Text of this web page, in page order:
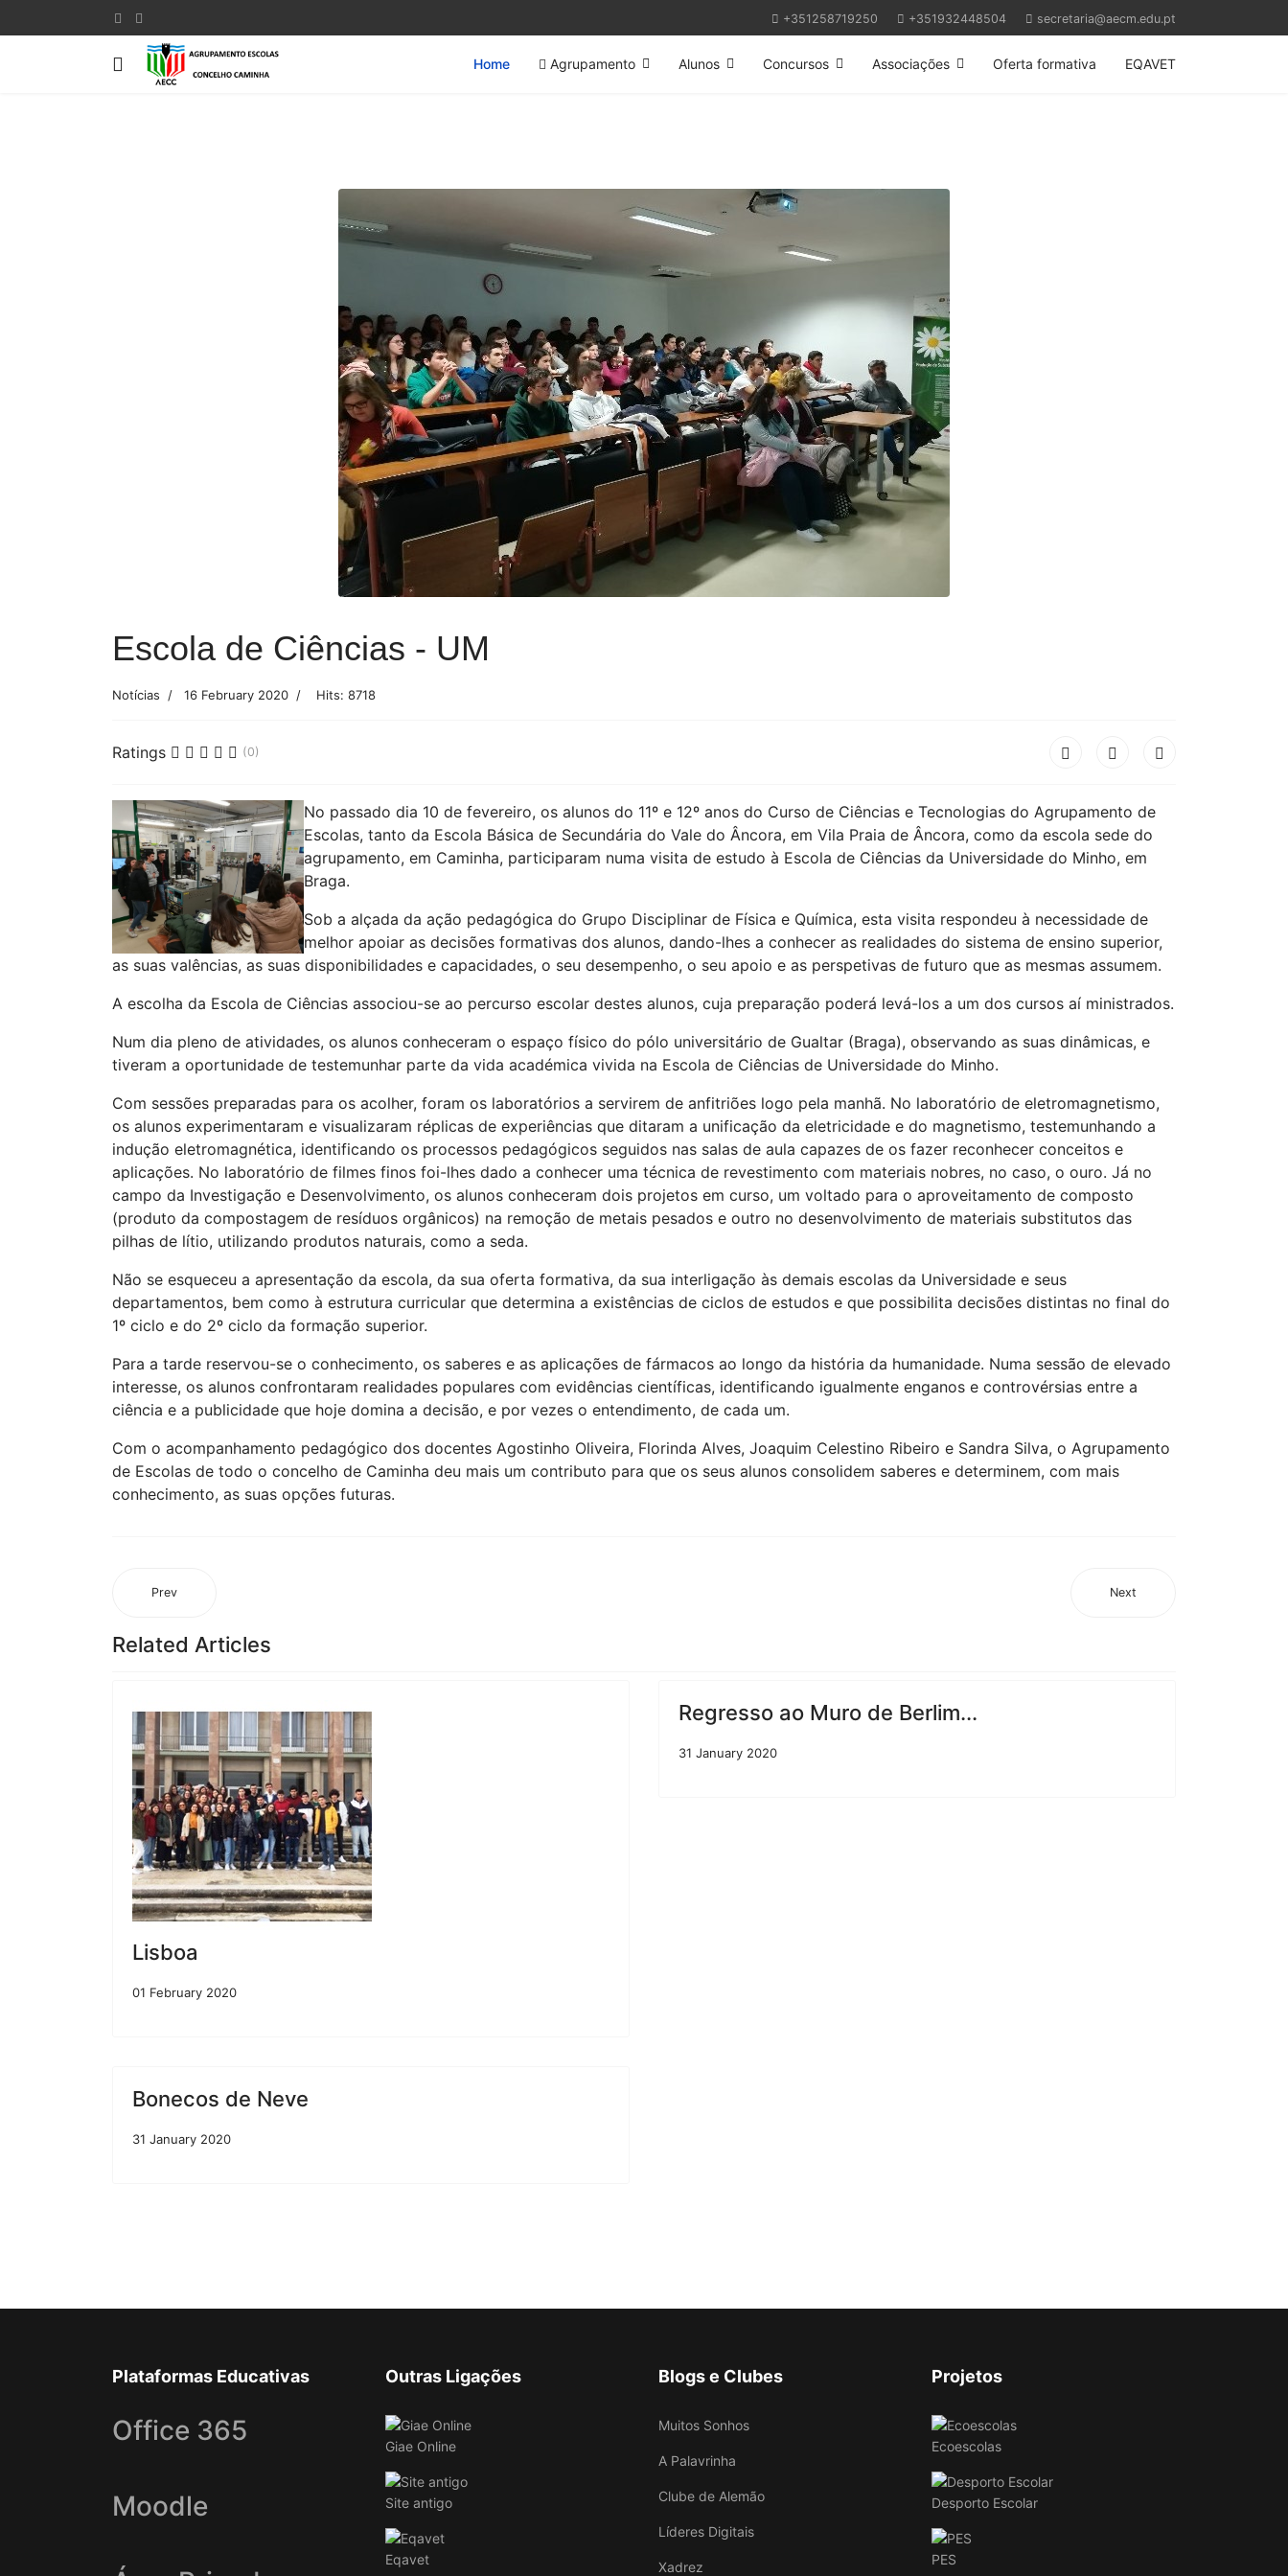
+351258719250 +351932448504 secretaria@aecm.edu.pt
Home Agrupamento Alunos Concursos Associações Oferta formativa EQAVET
Escola de Ciências - UM
Notícias 16 February 2020 Hits: 8718
Ratings (0)
No passado dia 10 de fevereiro, os alunos do 11º e 12º anos do Curso de Ciências e Tecnologias do Agrupamento de
Escolas, tanto da Escola Básica de Secundária do Vale do Âncora, em Vila Praia de Âncora, como da escola sede do
agrupamento, em Caminha, participaram numa visita de estudo à Escola de Ciências da Universidade do Minho, em
Braga.
Sob a alçada da ação pedagógica do Grupo Disciplinar de Física e Química, esta visita respondeu à necessidade de
melhor apoiar as decisões formativas dos alunos, dando-lhes a conhecer as realidades do sistema de ensino superior,
as suas valências, as suas disponibilidades e capacidades, o seu desempenho, o seu apoio e as perspetivas de futuro que as mesmas assumem.
A escolha da Escola de Ciências associou-se ao percurso escolar destes alunos, cuja preparação poderá levá-los a um dos cursos aí ministrados.
Num dia pleno de atividades, os alunos conheceram o espaço físico do pólo universitário de Gualtar (Braga), observando as suas dinâmicas, e
tiveram a oportunidade de testemunhar parte da vida académica vivida na Escola de Ciências de Universidade do Minho.
Com sessões preparadas para os acolher, foram os laboratórios a servirem de anfitriões logo pela manhã. No laboratório de eletromagnetismo,
os alunos experimentaram e visualizaram réplicas de experiências que ditaram a unificação da eletricidade e do magnetismo, testemunhando a
indução eletromagnética, identificando os processos pedagógicos seguidos nas salas de aula capazes de os fazer reconhecer conceitos e
aplicações. No laboratório de filmes finos foi-lhes dado a conhecer uma técnica de revestimento com materiais nobres, no caso, o ouro. Já no
campo da Investigação e Desenvolvimento, os alunos conheceram dois projetos em curso, um voltado para o aproveitamento de composto
(produto da compostagem de resíduos orgânicos) na remoção de metais pesados e outro no desenvolvimento de materiais substitutos das
pilhas de lítio, utilizando produtos naturais, como a seda.
Não se esqueceu a apresentação da escola, da sua oferta formativa, da sua interligação às demais escolas da Universidade e seus
departamentos, bem como à estrutura curricular que determina a existências de ciclos de estudos e que possibilita decisões distintas no final do
1º ciclo e do 2º ciclo da formação superior.
Para a tarde reservou-se o conhecimento, os saberes e as aplicações de fármacos ao longo da história da humanidade. Numa sessão de elevado
interesse, os alunos confrontaram realidades populares com evidências científicas, identificando igualmente enganos e controvérsias entre a
ciência e a publicidade que hoje domina a decisão, e por vezes o entendimento, de cada um.
Com o acompanhamento pedagógico dos docentes Agostinho Oliveira, Florinda Alves, Joaquim Celestino Ribeiro e Sandra Silva, o Agrupamento
de Escolas de todo o concelho de Caminha deu mais um contributo para que os seus alunos consolidem saberes e determinem, com mais
conhecimento, as suas opções futuras.
Prev Next
Related Articles
Lisboa
01 February 2020
Regresso ao Muro de Berlim...
31 January 2020
Bonecos de Neve
31 January 2020
Plataformas Educativas
Office 365
Moodle
Outras Ligações
Giae Online
Site antigo
Eqavet
Blogs e Clubes
Muitos Sonhos
A Palavrinha
Clube de Alemão
Líderes Digitais
Xadrez
Projetos
Ecoescolas
Desporto Escolar
PES